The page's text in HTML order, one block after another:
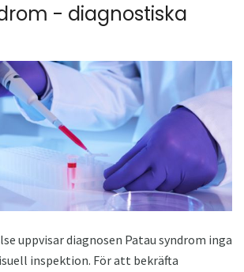
- diagnostiska
uppvisar diagnosen Patau syndrom inga
inspektion. För att bekräfta